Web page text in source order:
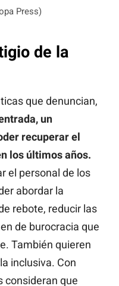
Press)
de la
que denuncian,
un
recuperar el
los últimos años.
el personal de los
abordar la
rebote, reducir las
de burocracia que
También quieren
inclusiva. Con
consideran que